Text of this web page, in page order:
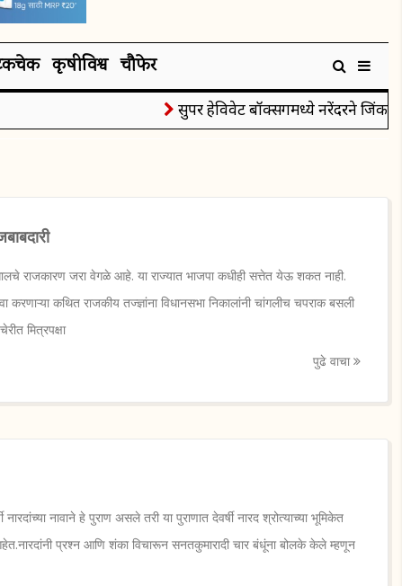
कृषीविश्व चौफेर
सुपर हेविवेट बॉक्सिंगमध्ये नरेंदरने जिंकले
राजकारण जरा वेगळे आहे. या राज्यात भाजपा कधीही सत्तेत येऊ शकत नाही.
करणाऱ्या कथित राजकीय तज्ज्ञांना विधानसभा निकालांनी चांगलीच चपराक बसली
मित्रपक्षा
पुढे वाचा
नावाने हे पुराण असले तरी या पुराणात देवर्षी नारद श्रोत्याच्या भूमिकेत
प्रश्न आणि शंका विचारून सनतकुमारादी चार बंधूंना बोलके केले म्हणून